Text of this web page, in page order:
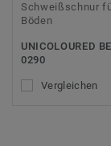
Schweißschnur
Böden
UNICOLOURED
0290
Vergleichen